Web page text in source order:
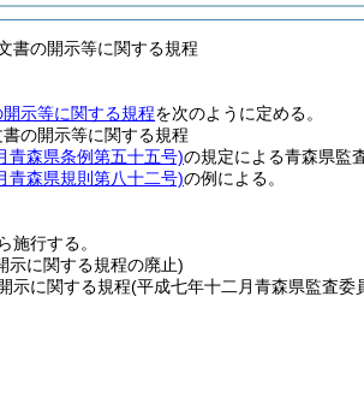
書の開示等に関する規程
示等に関する規程を次のように定める。
の開示等に関する規程
青森県条例第五十五号)の規定による青森県監
青森県規則第八十二号)の例による。
施行する。
示に関する規程の廃止)
示に関する規程(平成七年十二月青森県監査委